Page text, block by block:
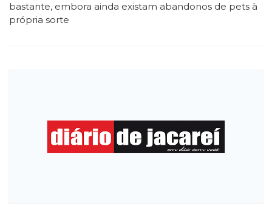
bastante, embora ainda existam abandonos de pets à
própria sorte